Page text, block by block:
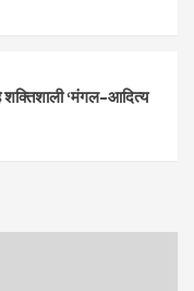
शक्तिशाली ‘मंगल–आदित्य